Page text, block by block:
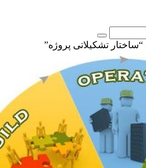
تشکيلاتی پروژه”